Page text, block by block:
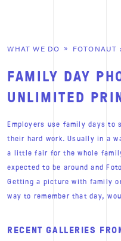
WHAT WE DO FOTONAUT
FAMILY DAY
UNLIMITED
Employers use family days to
their hard work. Usually in a
a little fair for the whole
expected to be around and
Getting a picture with family
way to remember that day,
RECENT GALLERIES